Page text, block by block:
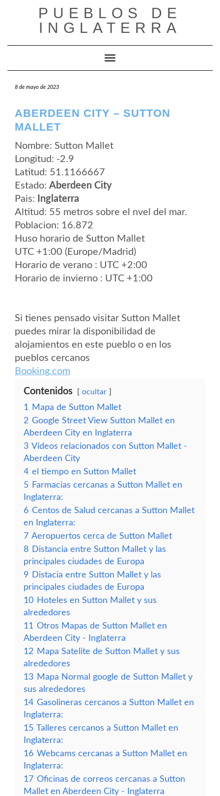
PUEBLOS DE
INGLATERRA
Cambiar modo de navegación
8 de mayo de 2023
ABERDEEN CITY – SUTTON
MALLET
Nombre: Sutton Mallet
Longitud: -2.9
Latitud: 51.1166667
Estado: Aberdeen City
Pais:
Inglaterra
Altitud: 55 metros sobre el nvel del mar.
Poblacion: 16.872
Huso horario de Sutton Mallet
UTC +1:00 (Europe/Madrid)
Horario de verano : UTC +2:00
Horario de invierno : UTC +1:00
Si tienes pensado visitar Sutton Mallet
puedes mirar la disponibilidad de
alojamientos en este pueblo o en los
pueblos cercanos
Booking.com
Contenidos ocultar
1
Mapa de Sutton Mallet
2 Google Street View Sutton Mallet en
Aberdeen City en Inglaterra
3 Vídeos relacionados con Sutton Mallet -
Aberdeen City
4 el tiempo en Sutton Mallet
5 Farmacias cercanas a Sutton Mallet en
Inglaterra:
6 Centos de Salud cercanas a Sutton Mallet
en Inglaterra:
7 Aeropuertos cerca de Sutton Mallet
8 Distancia entre Sutton Mallet y las
principales ciudades de Europa
9 Distacia entre Sutton Mallet y las
principales ciudades de Europa
10 Hoteles en Sutton Mallet y sus
alrededores
11 Otros Mapas de Sutton Mallet en
Aberdeen City - Inglaterra
12 Mapa Satelite de Sutton Mallet y sus
alrededores
13 Mapa Normal google de Sutton Mallet y
sus alrededores
14 Gasolineras cercanos a Sutton Mallet en
Inglaterra:
15 Talleres cercanos a Sutton Mallet en
Inglaterra:
16 Webcams cercanas a Sutton Mallet en
Inglaterra:
17 Oficinas de correos cercanas a Sutton
Mallet en Aberdeen City - Inglaterra